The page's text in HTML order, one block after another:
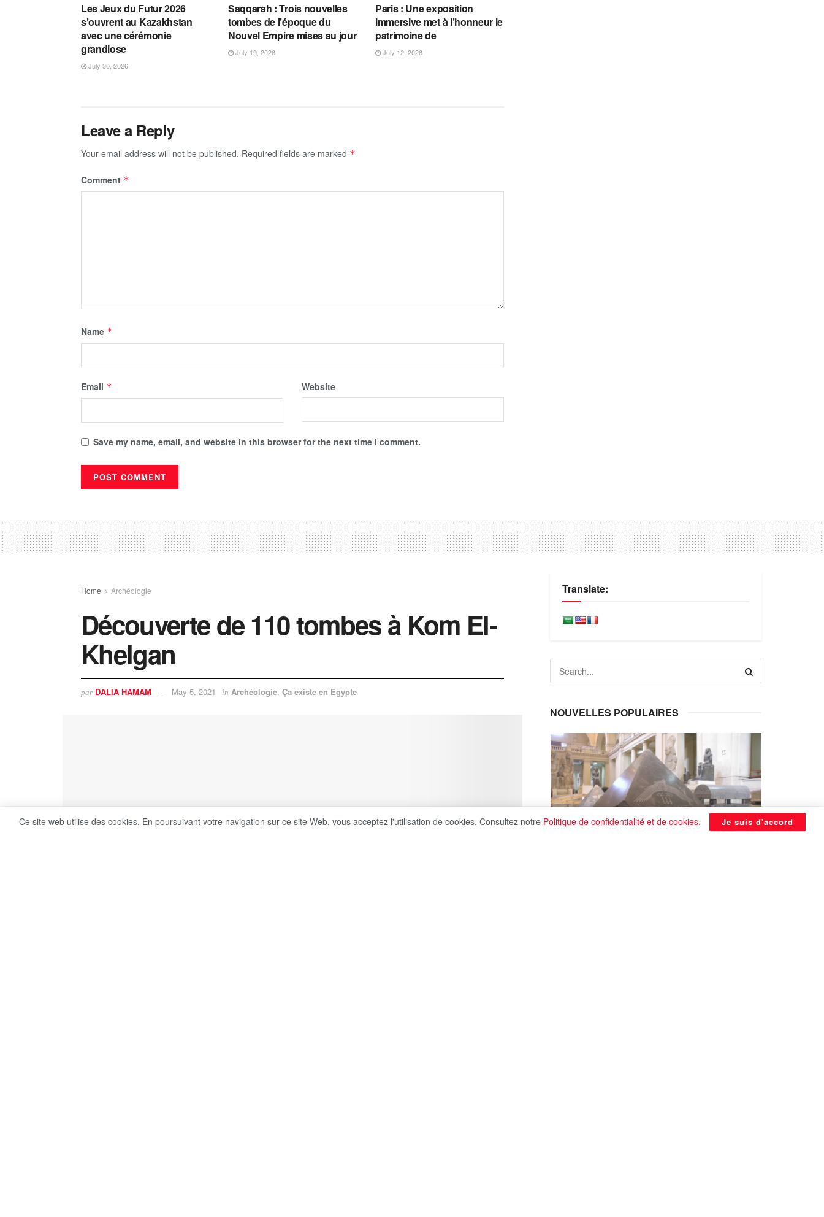
Les Jeux du Futur 2026
s’ouvrent au Kazakhstan
avec une cérémonie
grandiose
July 30, 2026
Saqqarah : Trois nouvelles
tombes de l’époque du
Nouvel Empire mises au jour
July 19, 2026
Paris : Une exposition
immersive met à l’honneur le
patrimoine de
July 12, 2026
Leave a Reply
Your email address will not be published. Required fields are marked *
Comment *
Name *
Email * Website
Save my name, email, and website in this browser for the next time I comment.
Home Archéologie
Découverte de 110 tombes à Kom El-
Khelgan
par DALIA HAMAM May 5, 2021 in Archéologie, Ça existe en Egypte
Translate:
NOUVELLES POPULAIRES
Ce site web utilise des cookies. En poursuivant votre navigation sur ce site Web, vous acceptez l'utilisation de cookies. Consultez notre Politique de confidentialité et de cookies. Je suis d'accord